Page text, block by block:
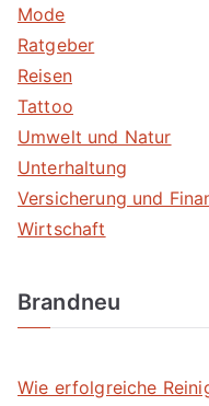
Mode
Ratgeber
Reisen
Tattoo
Umwelt und Natur
Unterhaltung
Versicherung und
Wirtschaft
Brandneu
Wie erfolgreiche